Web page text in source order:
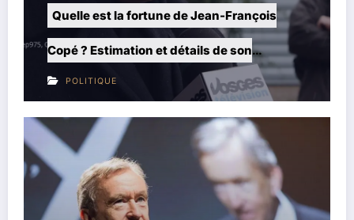
de Jean-François
et détails de son
Joachim Le
parents, vie privée
POLITIQUE